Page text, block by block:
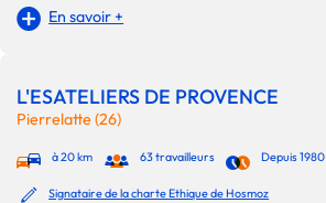
En savoir +
L'ESATELIERS DE PROVENCE
Pierrelatte (26)
à 20 km 63 travailleurs Depuis 1980
Signataire de la charte Ethique de Hosmoz